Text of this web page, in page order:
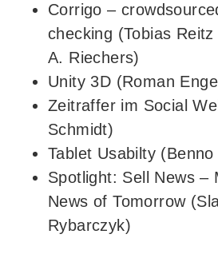
Corrigo –
checking (Tobias
A. Riechers)
Unity 3D (Roman
Zeitraffer im Social
Schmidt)
Tablet Usabilty
Spotlight: Sell News –
News of Tomorrow
Rybarczyk)